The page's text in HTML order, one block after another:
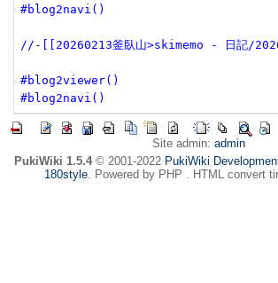
#blog2navi()
//-[[20260213釜臥山>skimemo - 日記/
#blog2viewer()
#blog2navi()
Site admin: admin
PukiWiki 1.5.4© 2001-2022 PukiWiki
180style. Powered by PHP . HTML convert